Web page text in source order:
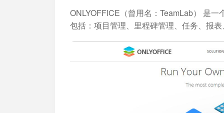
ONLYOFFICE（曾用名：TeamLab） 是
包括：项目管理、里程碑管理、任务、报